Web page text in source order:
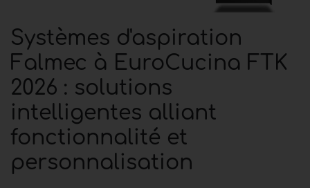
Systèmes d'aspiration
Falmec à EuroCucina FTK
2026 : solutions
intelligentes alliant
fonctionnalité et
personnalisation